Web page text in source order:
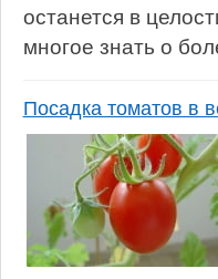
останется в
многое знать о
Посадка томатов в